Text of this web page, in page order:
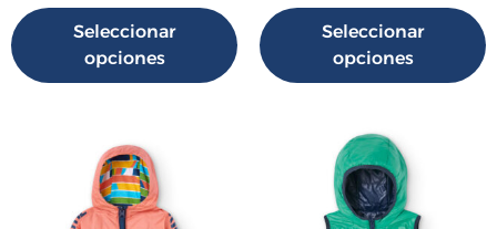
Seleccionar
opciones
Seleccionar
opciones